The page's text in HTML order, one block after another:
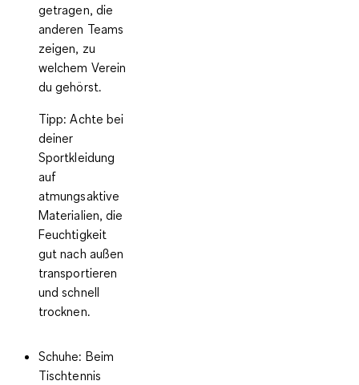
getragen, die
anderen Teams
zeigen, zu
welchem Verein
du gehörst.
Tipp: Achte bei
deiner
Sportkleidung
auf
atmungsaktive
Materialien, die
Feuchtigkeit
gut nach außen
transportieren
und schnell
trocknen.
Schuhe: Beim
Tischtennis